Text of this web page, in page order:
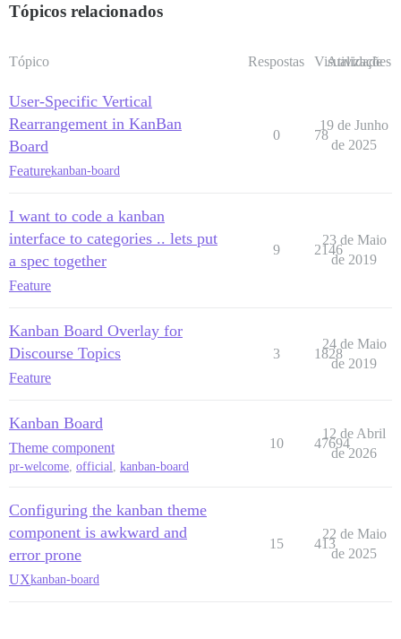
Tópicos relacionados
Tópico Respostas Visualizações
Atividade
User-Specific Vertical
Rearrangement in KanBan
Board
Featurekanban-board
0 78
19 de Junho
de 2025
I want to code a kanban
interface to categories .. lets put
a spec together
Feature
9 2146
23 de Maio
de 2019
Kanban Board Overlay for
Discourse Topics
Feature
3 1828
24 de Maio
de 2019
Kanban Board
Theme component
pr-welcome official kanban-board
10 47694
12 de Abril
de 2026
Configuring the kanban theme
component is awkward and
error prone
UXkanban-board
15 413
22 de Maio
de 2025